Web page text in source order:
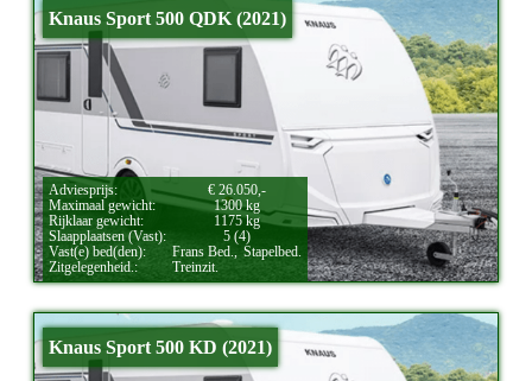
Knaus Sport 500 QDK (2021)
Adviesprijs:
€ 26.050,-
Maximaal gewicht:
1300 kg
Rijklaar gewicht:
1175 kg
Slaapplaatsen (Vast):
5 (4)
Vast(e) bed(den):
Frans Bed., Stapelbed.
Zitgelegenheid.:
Treinzit.
Knaus Sport 500 KD (2021)